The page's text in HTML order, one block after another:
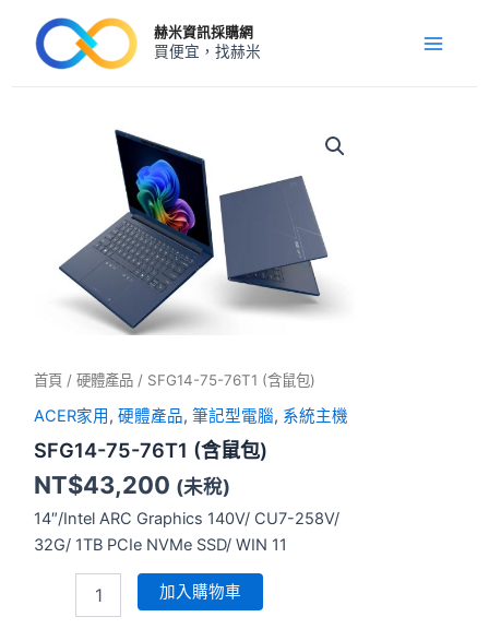
赫米資訊採購網
買便宜，找赫米
Menu
首頁 /硬體產品 / SFG14-75-76T1 (含鼠包)
ACER家用 ,硬體產品,筆記型電腦, 系統主機
SFG14-75-76T1 (含鼠包)
NT$43,200 (未稅)
14″/Intel ARC Graphics 140V/ CU7-258V/
32G/ 1TB PCIe NVMe SSD/ WIN 11
加入購物車